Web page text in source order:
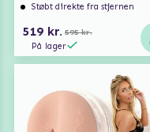
Støbt direkte fra stjernen
519 kr. 595 kr.
På lager